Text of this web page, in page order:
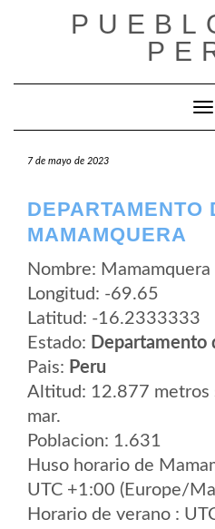
7 de mayo de 2023
DEPARTAMENTO
MAMAMQUERA
Nombre: Mamamquera
Longitud: -69.65
Latitud: -16.2333333
Estado: Departamento
Pais: Peru
Altitud: 12.877 metros
mar.
Poblacion: 1.631
Huso horario de
UTC +1:00 (Europe/
Horario de verano :